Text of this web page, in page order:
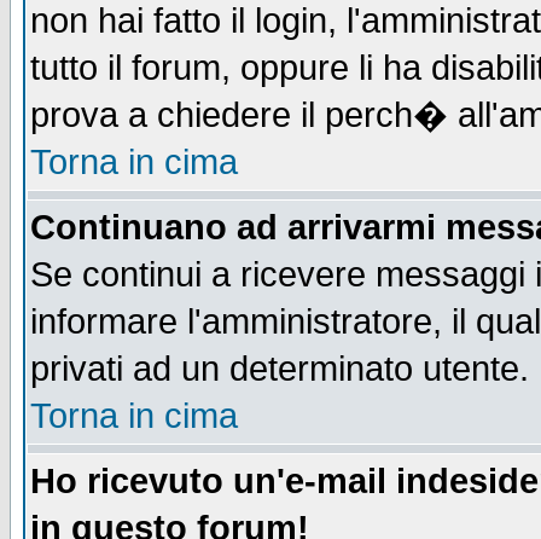
non hai fatto il login,
tutto il forum, oppure li ha
prova a chiedere il perch�
Torna in cima
Continuano ad arrivarmi
Se continui a ricevere
informare l'amministratore, il
privati ad un determinato utente.
Torna in cima
Ho ricevuto un'e-mail
in questo forum!